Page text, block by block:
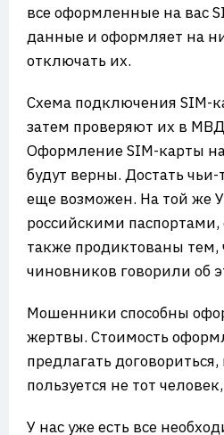
все оформленные на вас
данные и оформляет на
отключать их.
Схема подключения SIM-
затем проверяют их в
Оформление SIM-карты
будут верны. Достать
еще возможен. На той же
российскими
также продиктованы тем,
чиновников говорили об
Мошенники способны
жертвы. Стоимость
предлагать
пользуется не тот
У нас уже есть все